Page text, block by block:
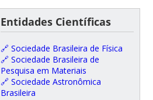
Entidades Científicas
🔗 Sociedade Brasileira de Física
🔗 Sociedade Brasileira de
Pesquisa em Materiais
🔗 Sociedade Astronômica
Brasileira